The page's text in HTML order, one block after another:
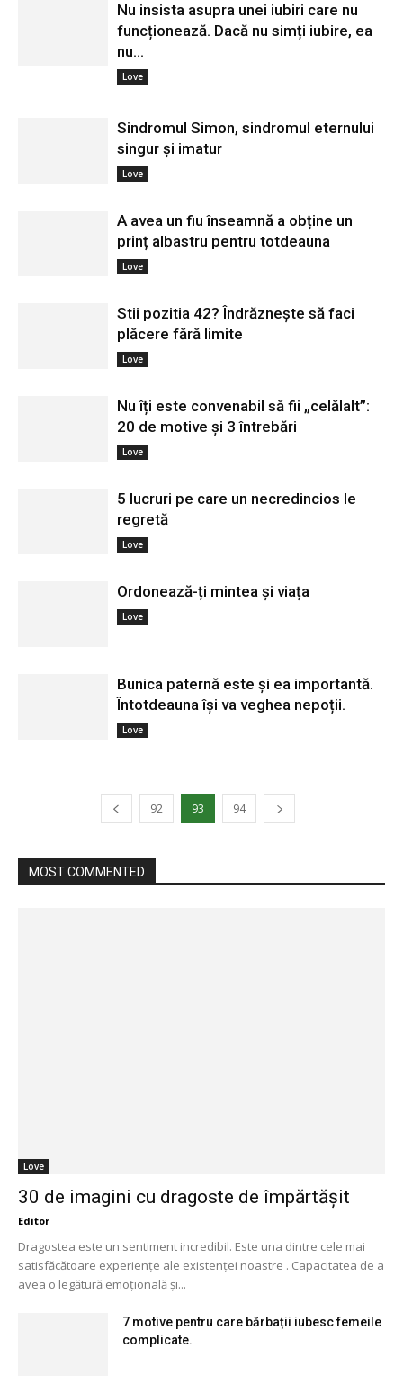
Nu insista asupra unei iubiri care nu
funcționează. Dacă nu simți iubire, ea
nu...
Love
Sindromul Simon, sindromul eternului
singur și imatur
Love
A avea un fiu înseamnă a obține un
prinț albastru pentru totdeauna
Love
Stii pozitia 42? Îndrăznește să faci
plăcere fără limite
Love
Nu îți este convenabil să fii „celălalt”:
20 de motive și 3 întrebări
Love
5 lucruri pe care un necredincios le
regretă
Love
Ordonează-ți mintea și viața
Love
Bunica paternă este și ea importantă.
Întotdeauna își va veghea nepoții.
Love
92 93 94
MOST COMMENTED
Love
30 de imagini cu dragoste de împărtășit
Editor
Dragostea este un sentiment incredibil. Este una dintre cele mai
satisfăcătoare experiențe ale existenței noastre . Capacitatea de a
avea o legătură emoțională și...
7 motive pentru care bărbații iubesc femeile
complicate.